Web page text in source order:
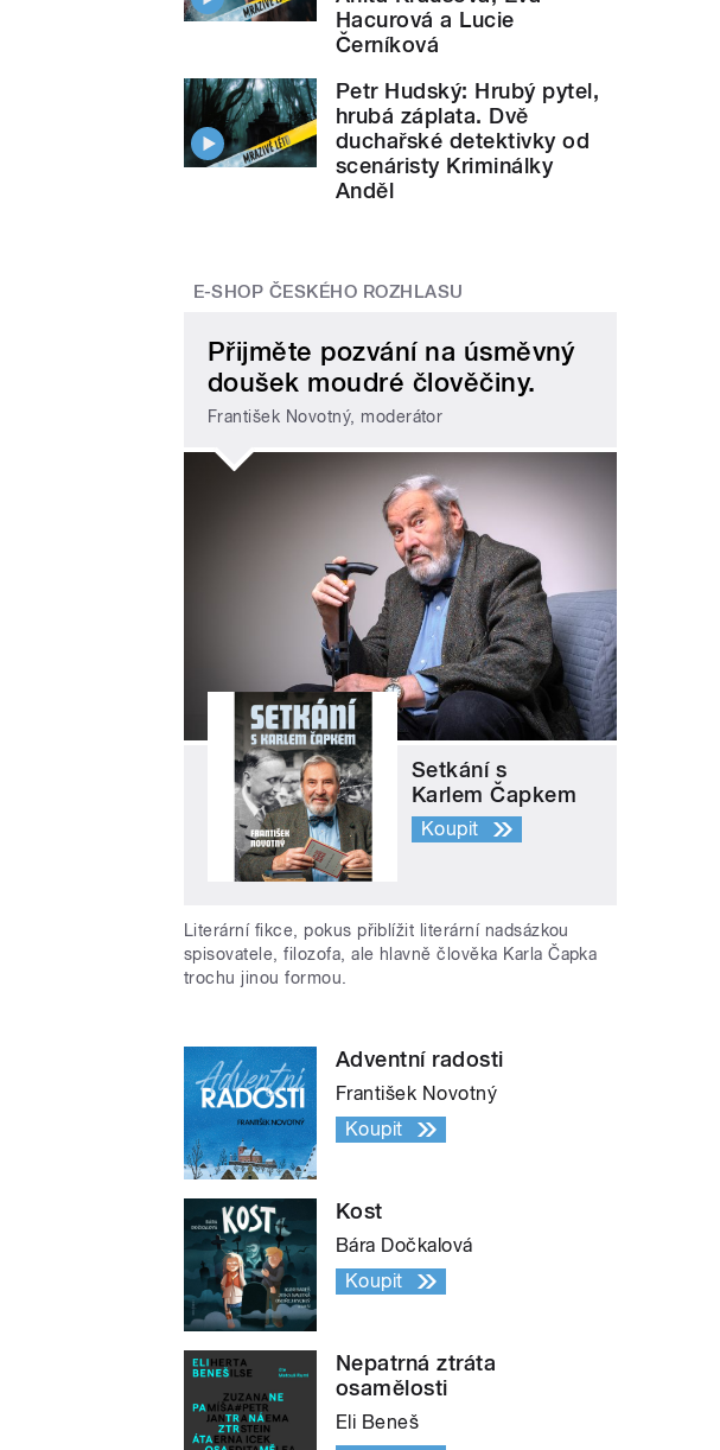
Hacurová a Lucie
Černíková
Petr Hudský: Hrubý pytel,
hrubá záplata. Dvě
duchařské detektivky od
scenáristy Kriminálky
Anděl
E-SHOP ČESKÉHO ROZHLASU
Přijměte pozvání na úsměvný
doušek moudré člověčiny.
František Novotný, moderátor
Setkání s
Karlem Čapkem
Koupit
Literární fikce, pokus přiblížit literární nadsázkou
spisovatele, filozofa, ale hlavně člověka Karla Čapka
trochu jinou formou.
Adventní radosti
František Novotný
Koupit
Kost
Bára Dočkalová
Koupit
Nepatrná ztráta
osamělosti
Eli Beneš